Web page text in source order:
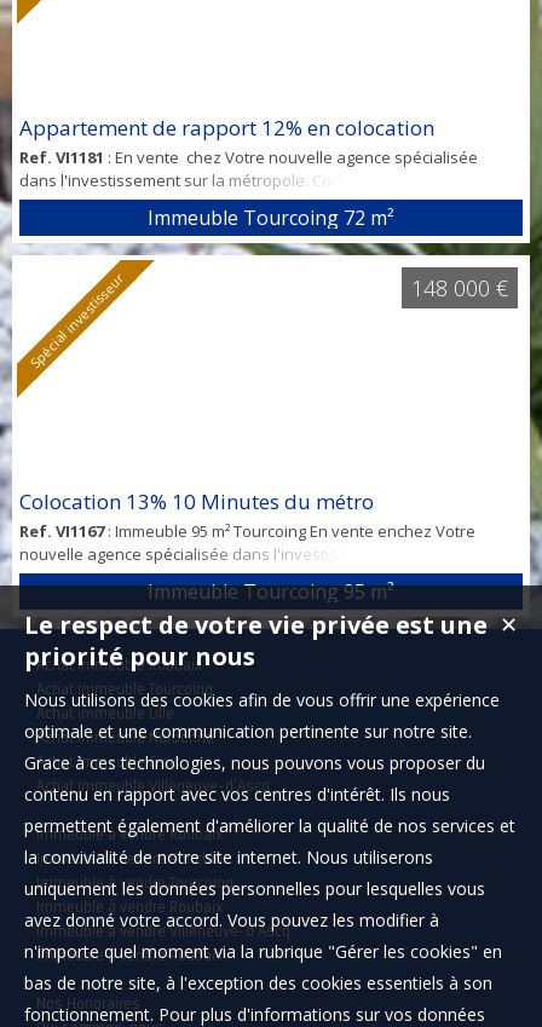
Appartement de rapport 12% en colocation
Ref. VI1181 : En vente chez Votre nouvelle agence spécialisée
dans l'investissement sur la métropole. Contact Domenico
[Coordonnées masquées] Immeuble de rapport 12 % Secteur
Tourcoing CHR au pied du métro situé à proximité immédiate des
transports en commun, des universités et des commodités cet
appartement de 72 m2 conviendra parfaitement pour une
colocation de 3 personnes pour étudia...
Immeuble Tourcoing 72 m²
Spécial investisseur
Colocation 13% 10 Minutes du métro
Ref. VI1167: Immeuble 95 m² Tourcoing En vente enchez Votre
nouvelle agence spécialisée dans l'investissement sur la
métropole. Contact Domenico [Coordonnées masquées] Immeuble
de rapport 13% Secteur Tourcoing à proximité immédiate des
transports en commun, des universités et des commodités ce qui
conviendra parfaitement pour une colocation de 5 personnes pour
étudiants et salariés. Maison...
Immeuble Tourcoing95 m²
148 000 €
Achat immeuble Roubaix
Achat immeuble Tourcoing
Achat immeuble Lille
Achat immeuble Narbonne
Achat immeuble Croix
Achat immeuble Villeneuve-d'Ascq
Immeuble à vendre Roubaix
Immeuble à vendre Ronchin
Immeuble à vendre Tourcoing
Immeuble à vendre Roubaix
Immeuble à vendre Villeneuve-d'Ascq
Immeuble à vendre Roubaix
Nos Honoraires
✕
Le respect de votre vie privée est une
priorité pour nous
Nous utilisons des cookies afin de vous offrir une expérience
optimale et une communication pertinente sur notre site.
Grace à ces technologies, nous pouvons vous proposer du
contenu en rapport avec vos centres d'intérêt. Ils nous
permettent également d'améliorer la qualité de nos services et
la convivialité de notre site internet. Nous utiliserons
uniquement les données personnelles pour lesquelles vous
avez donné votre accord. Vous pouvez les modifier à
n'importe quel moment via la rubrique "Gérer les cookies" en
bas de notre site, à l'exception des cookies essentiels à son
fonctionnement. Pour plus d'informations sur vos données